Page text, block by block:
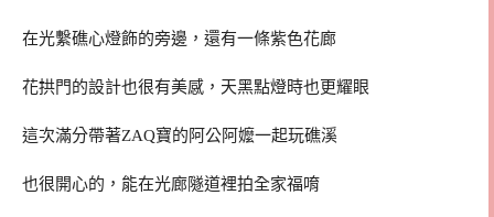
在光繫礁心燈飾的旁邊，還有一條紫色花廊
花拱門的設計也很有美感，天黑點燈時也更耀眼
這次滿分帶著ZAQ寶的阿公阿嬤一起玩礁溪
也很開心的，能在光廊隧道裡拍全家福唷